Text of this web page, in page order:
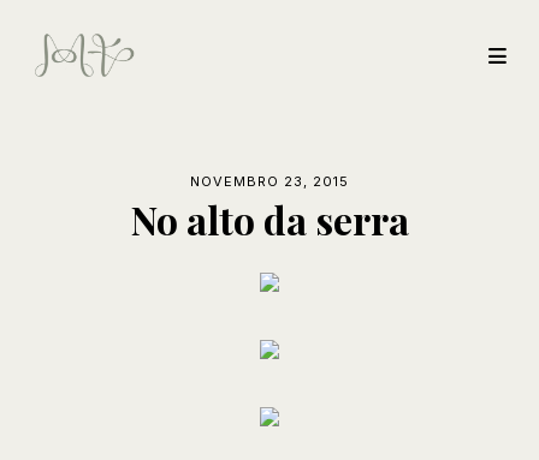
NOVEMBRO 23, 2015
No alto da serra